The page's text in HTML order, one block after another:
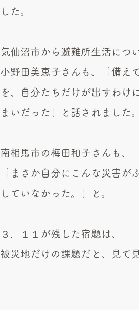
した。
気仙沼市から避難所生活につ
小野田美恵子さんも、「備え
を、
自分たちだけが出すわけ
まいだった」
と話されました。
南相馬市の梅田和子さんも、
「まさか自分にこんな災害が
していなかった。」と 。
３．１１が残した宿題は、
被災地だけの課題だと、見て